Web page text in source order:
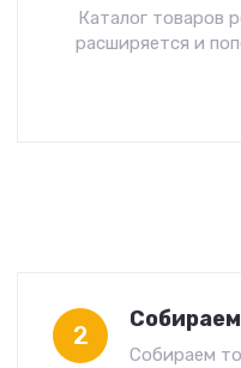
Каталог товаров
расширяется и
2
Собираем